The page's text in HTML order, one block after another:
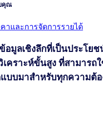
คุณ
าและการจัดการรายได้
มูลเชิงลึกที่เป็นประโยช
คราะห์ขั้นสูง ที่สามารถ
บบมาสําหรับทุกความต้อ